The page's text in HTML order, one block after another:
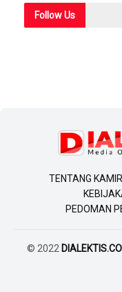
FollowUs
TENTANG KAMI
PEDOMAN
© 2022 DIALEKTIS.CO